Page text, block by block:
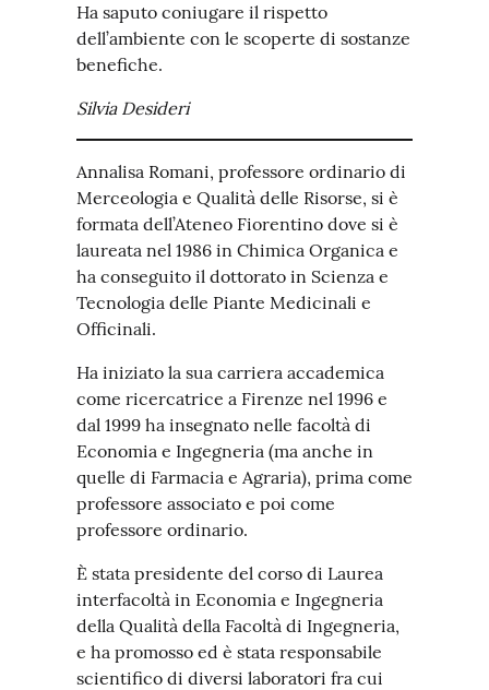
Ha saputo coniugare il rispetto
dell’ambiente con le scoperte di sostanze
benefiche.
Silvia Desideri
Annalisa Romani, professore ordinario di
Merceologia e Qualità delle Risorse, si è
formata dell’Ateneo Fiorentino dove si è
laureata nel 1986 in Chimica Organica e
ha conseguito il dottorato in Scienza e
Tecnologia delle Piante Medicinali e
Officinali.
Ha iniziato la sua carriera accademica
come ricercatrice a Firenze nel 1996 e
dal 1999 ha insegnato nelle facoltà di
Economia e Ingegneria (ma anche in
quelle di Farmacia e Agraria), prima come
professore associato e poi come
professore ordinario.
È stata presidente del corso di Laurea
interfacoltà in Economia e Ingegneria
della Qualità della Facoltà di Ingegneria,
e ha promosso ed è stata responsabile
scientifico di diversi laboratori fra cui